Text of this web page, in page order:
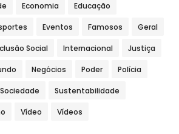
Economia Educação
Eventos Famosos Geral
Social Internacional Justiça
Negócios Poder Polícia
Sociedade Sustentabilidade
Vídeo Vídeos